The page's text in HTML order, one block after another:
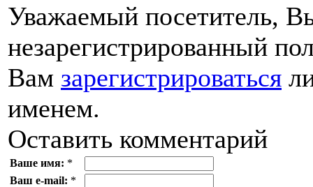
Уважаемый посетитель,
незарегистрированный
Вам зарегистрироваться
именем.
Оставить комментарий
Ваше имя: *
Ваш e-mail: *